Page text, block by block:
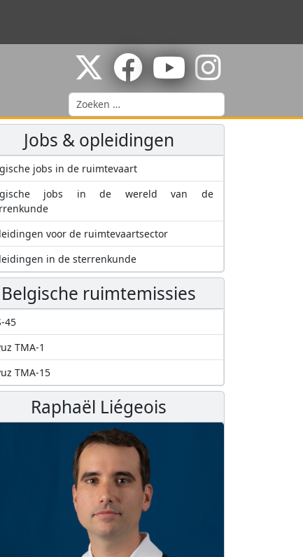
Zoeken
Jobs & opleidingen
jobs in de ruimtevaart
jobs in de wereld van de
voor de ruimtevaartsector
in de sterrenkunde
Belgische ruimtemissies
45
TMA-1
TMA-15
Raphaël Liégeois